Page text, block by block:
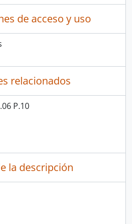
de acceso y uso
relacionados
P.10
la descripción